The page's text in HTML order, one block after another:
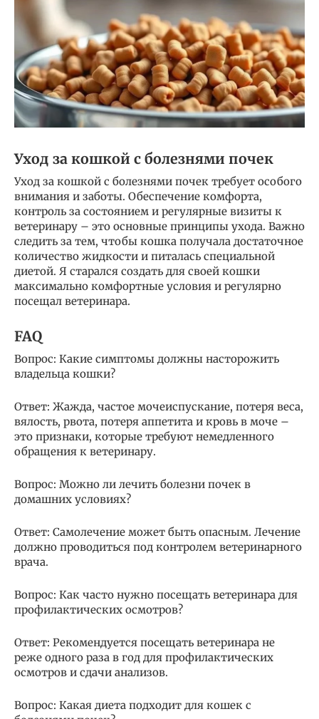
Уход за кошкой с болезнями почек
Уход за кошкой с болезнями почек требует особого
внимания и заботы. Обеспечение комфорта,
контроль за состоянием и регулярные визиты к
ветеринару – это основные принципы ухода. Важно
следить за тем, чтобы кошка получала достаточное
количество жидкости и питалась специальной
диетой. Я старался создать для своей кошки
максимально комфортные условия и регулярно
посещал ветеринара.
FAQ
Вопрос: Какие симптомы должны насторожить
владельца кошки?
Ответ: Жажда, частое мочеиспускание, потеря веса,
вялость, рвота, потеря аппетита и кровь в моче –
это признаки, которые требуют немедленного
обращения к ветеринару.
Вопрос: Можно ли лечить болезни почек в
домашних условиях?
Ответ: Самолечение может быть опасным. Лечение
должно проводиться под контролем ветеринарного
врача.
Вопрос: Как часто нужно посещать ветеринара для
профилактических осмотров?
Ответ: Рекомендуется посещать ветеринара не
реже одного раза в год для профилактических
осмотров и сдачи анализов.
Вопрос: Какая диета подходит для кошек с